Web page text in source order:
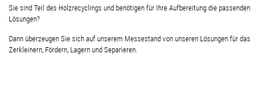
Sie sind Teil des Holzrecyclings und benötigen für Ihre Aufbereitung die passenden
Lösungen?
Dann überzeugen Sie sich auf unserem Messestand von unseren Lösungen für das
Zerkleinern, Fördern, Lagern und Separieren.